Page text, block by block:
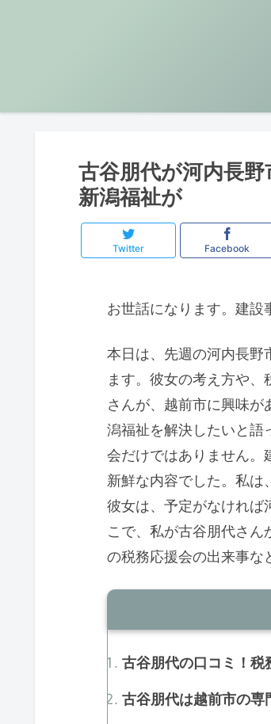
古谷朋代が河内長
新潟福祉が
Twitter Facebook
お世話になります。建設
本日は、先週の河内長野
ます。彼女の考え方や
さんが、越前市に興味
潟福祉を解決したいと語
会だけではありません。
新鮮な内容でした。私は
彼女は、予定がなければ
こで、私が古谷朋代さ
の税務応援会の出来事な
古谷朋代の口コミ！
古谷朋代は越前市の